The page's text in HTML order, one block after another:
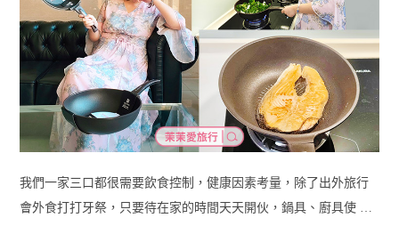
我們一家三口都很需要飲食控制，健康因素考量，除了出外旅行
會外食打打牙祭，只要待在家的時間天天開伙，鍋具、廚具使 …